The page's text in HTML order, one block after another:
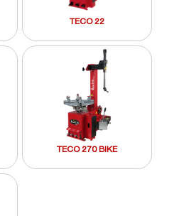
TECO 22
TECO 270 BIKE